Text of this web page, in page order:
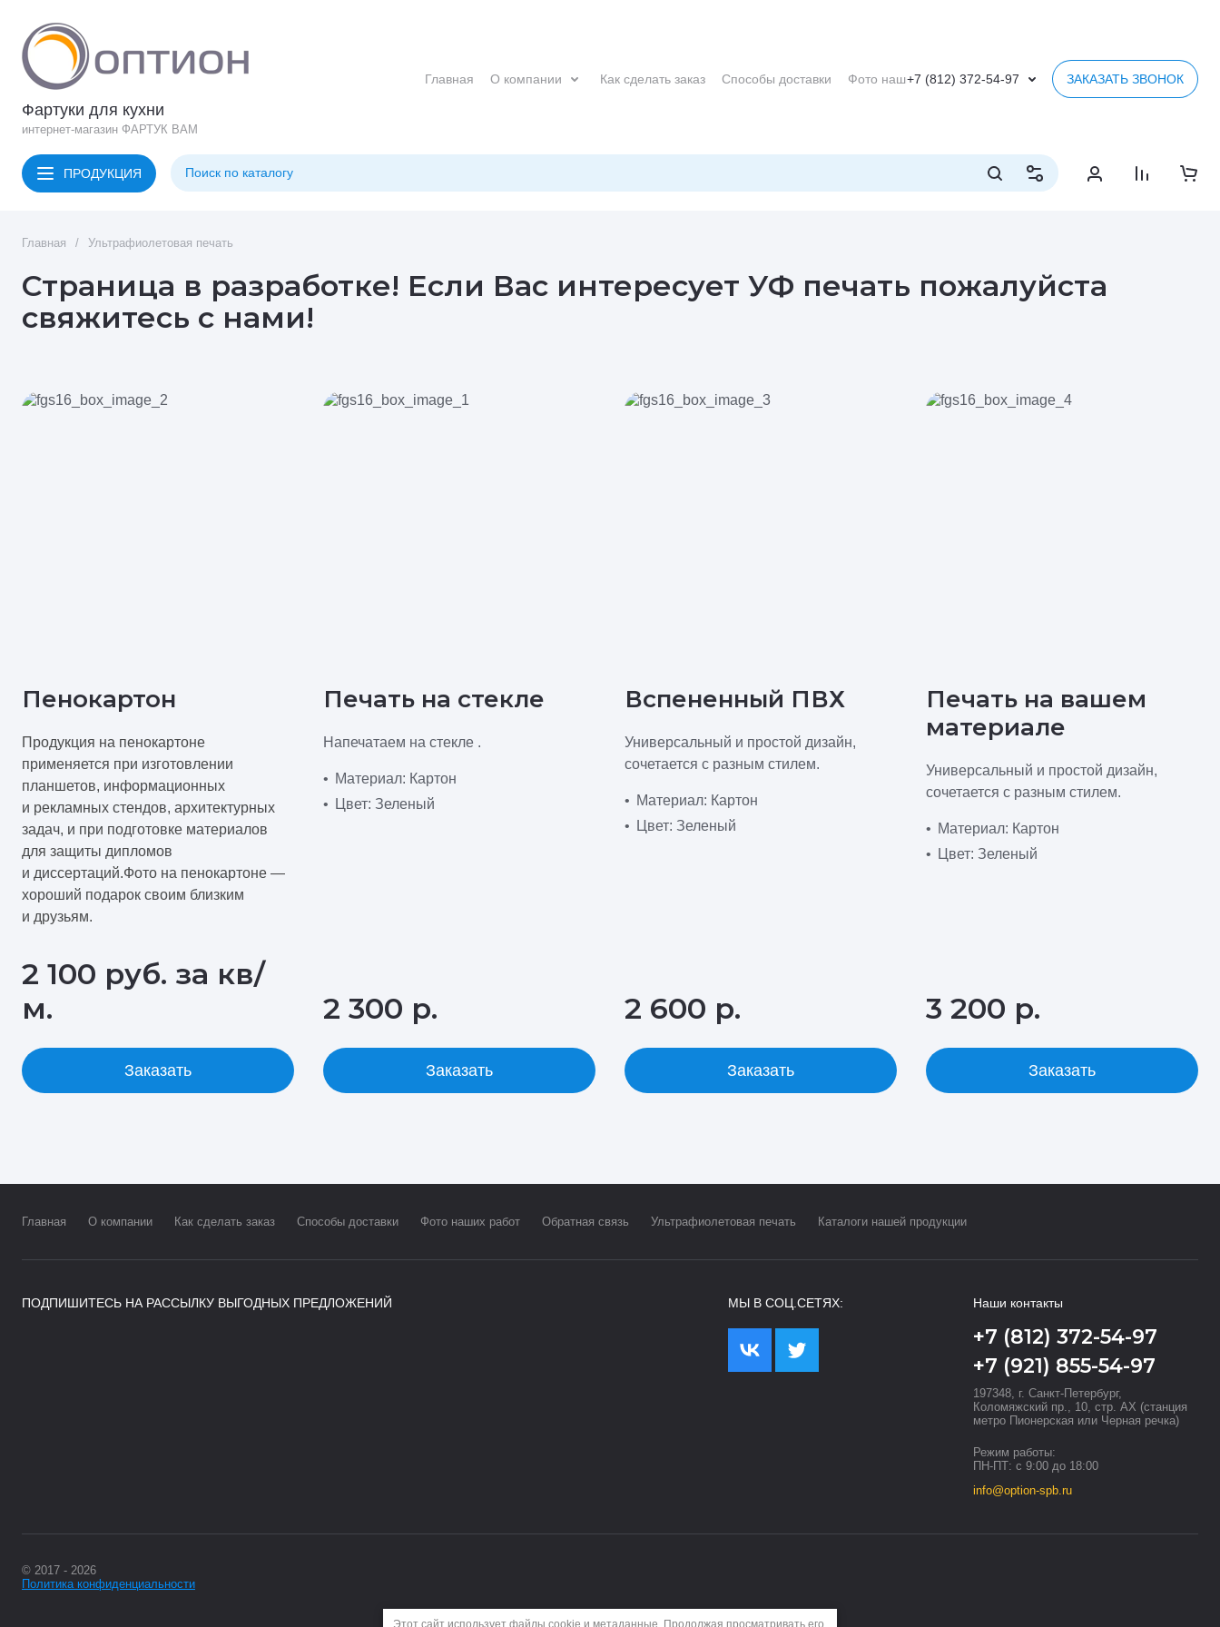
Фартуки для кухни
интернет-магазин ФАРТУК ВАМ
Главная О компании Как сделать заказ Способы доставки Фото наших работ Обратная связь Ультрафиолетовая
+7 (812) 372-54-97 ЗАКАЗАТЬ ЗВОНОК
ПРОДУКЦИЯ
Главная / Ультрафиолетовая печать
Страница в разработке! Если Вас интересует УФ печать пожалуйста
свяжитесь с нами!
Пенокартон
Продукция на пенокартоне
применяется при изготовлении
планшетов, информационных
и рекламных стендов, архитектурных
задач, и при подготовке материалов
для защиты дипломов
и диссертаций.Фото на пенокартоне —
хороший подарок своим близким
и друзьям.
2 100 руб. за кв/
м.
Заказать
Печать на стекле
Напечатаем на стекле .
Материал: Картон
Цвет: Зеленый
2 300 р.
Заказать
Вспененный ПВХ
Универсальный и простой дизайн,
сочетается с разным стилем.
Материал: Картон
Цвет: Зеленый
2 600 р.
Заказать
Печать на вашем
материале
Универсальный и простой дизайн,
сочетается с разным стилем.
Материал: Картон
Цвет: Зеленый
3 200 р.
Заказать
Главная О компании Как сделать заказ Способы доставки Фото наших работ Обратная связь Ультрафиолетовая печать Каталоги нашей продукции
ПОДПИШИТЕСЬ НА РАССЫЛКУ ВЫГОДНЫХ ПРЕДЛОЖЕНИЙ МЫ В СОЦ.СЕТЯХ: Наши контакты
+7 (812) 372-54-97
+7 (921) 855-54-97
197348, г. Санкт-Петербург,
Коломяжский пр., 10, стр. АХ (станция
метро Пионерская или Черная речка)
Режим работы:
ПН-ПТ: с 9:00 до 18:00
info@option-spb.ru
© 2017 - 2026
Политика конфиденциальности
Этот сайт использует файлы cookie и метаданные. Продолжая просматривать его,